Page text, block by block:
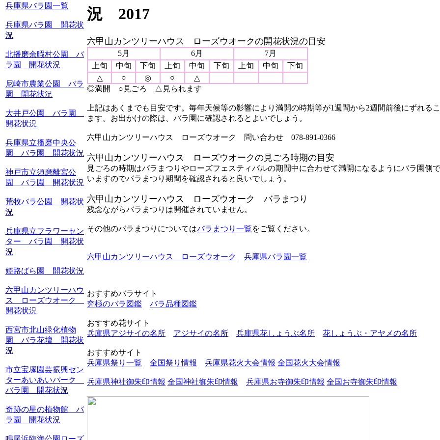
兵庫県バラ園一覧
兵庫県バラ園 開花状
況
北播磨余暇村公園 バ
ラ園 開花状況
尼崎市農業公園 バラ
園 開花状況
大井戸公園 バラ園
開花状況
兵庫県立播磨中央公
園 バラ園 開花状況
神戸市立須磨離宮公
園 バラ園 開花状況
荒牧バラ公園 開花状
況
兵庫県立フラワーセン
ター バラ園 開花状
況
姫路ばら園 開花状況
六甲山カンツリーハウ
ス ローズウオーク
開花状況
西宮市北山緑化植物
園 バラ花壇 開花状
況
市立宝塚園芸振興セン
ターあいあいパーク
バラ園 開花状況
奇跡の星の植物館 バ
ラ園 開花状況
況 2017
六甲山カンツリーハウス ローズウオークの開花状況の目安
5月 6月
7月
上旬
中旬 下旬 上旬 中旬 下旬 上旬 中旬
下旬
△
○ ◎ ○
△
◎満開 ○見ごろ △見られます
上記はあくまでも目安です。毎年天候等の影響により満開の時期等が1週間から2週間前後にずれる
ます。お出かけの際は、バラ園に確認されるとよいでしょう。
六甲山カンツリーハウス ローズウオーク 問い合わせ 078-891-0366
六甲山カンツリーハウス ローズウオークの見ごろ時期の目安
見ごろの時期はバラまつりやローズフェスティバルの期間中に合わせて満開になるようにバラ園側
いますのでバラまつり期間を確認されると良いでしょう。
六甲山カンツリーハウス ローズウオーク バラまつり
残念ながらバラまつりは開催されていません。
その他のバラまつりについてはバラまつり一覧をご覧ください。
六甲山カンツリーハウス ローズウオーク 兵庫県バラ園一覧
おすすめバラサイト
究極のバラ図鑑
バラ品種図鑑
おすすめ花サイト
兵庫県アジサイの名所
アジサイの名所 兵庫県花しょうぶ名所 花しょうぶ・アヤメの名所
おすすめサイト
兵庫県祭り一覧
全国祭り情報 兵庫県花火大会情報 全国花火大会情報
兵庫県神社御朱印情報 全国神社御朱印情報 兵庫県お寺御朱印情報 全国お寺御朱印情報